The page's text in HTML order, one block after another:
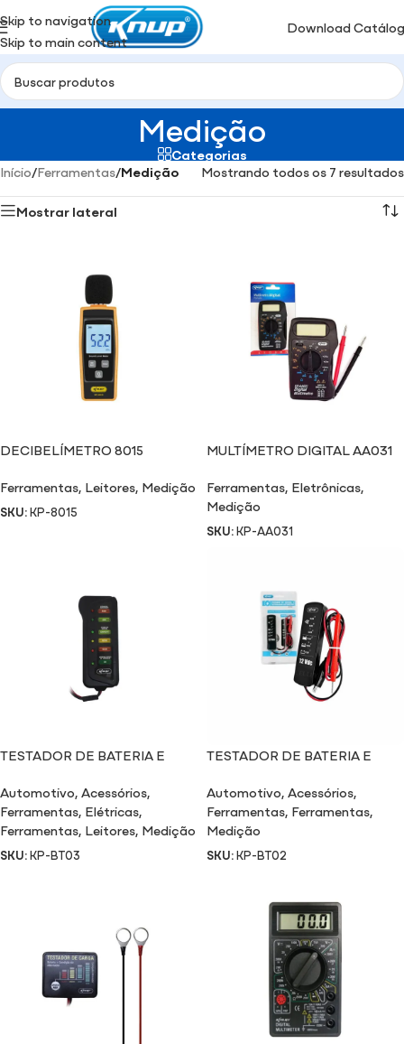
Skip to navigation
Skip to main content
Download
Medição
Categorias
Início/Ferramentas/Medição Mostrando todos os 7 resultados
Mostrar lateral
DECIBELÍMETRO 8015
Ferramentas, Leitores, Medição
SKU:KP-8015
MULTÍMETRO DIGITAL AA031
Ferramentas, Eletrônicas,
Medição
SKU:KP-AA031
TESTADOR DE BATERIA E
Automotivo,Acessórios,
Ferramentas, Elétricas,
Ferramentas, Leitores, Medição
SKU:KP-BT03
TESTADOR DE BATERIA E
BT02
Automotivo,Acessórios,
Ferramentas, Ferramentas,
Medição
SKU:KP-BT02